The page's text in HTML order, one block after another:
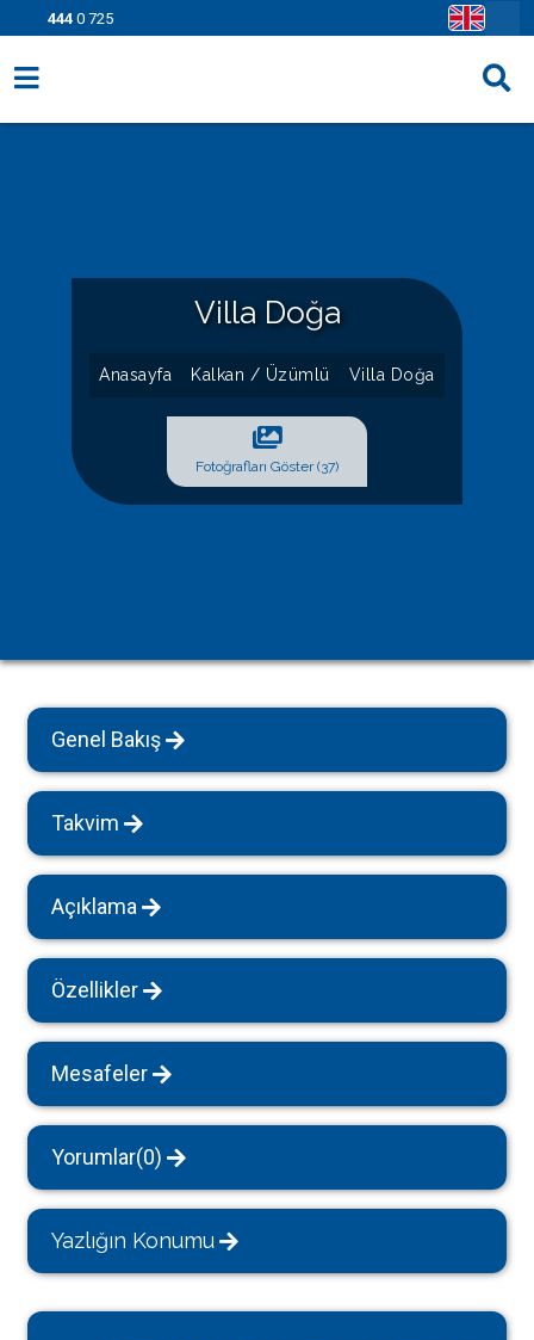
444 0 725
Villa Doğa
Anasayfa Kalkan / Üzümlü Villa Doğa
Fotoğrafları Göster (37)
Genel Bakış
Takvim
Açıklama
Özellikler
Mesafeler
Yorumlar(0)
Yazlığın Konumu